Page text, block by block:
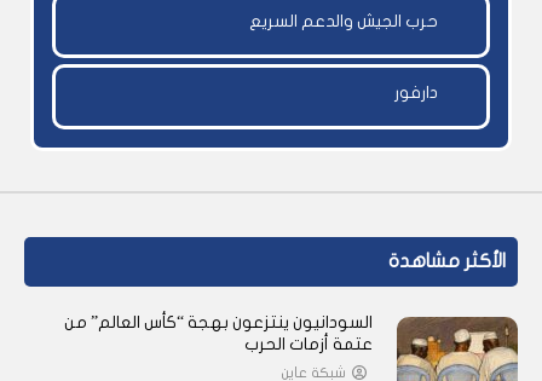
حرب الجيش والدعم السريع
دارفور
الأكثر مشاهدة
السودانيون ينتزعون بهجة “كأس العالم” من
عتمة أزمات الحرب
شبكة عاين